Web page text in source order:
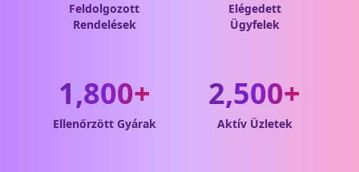
Feldolgozott
Rendelések
Elégedett
Ügyfelek
1,800+
Ellenőrzött Gyárak
2,500+
Aktív Üzletek